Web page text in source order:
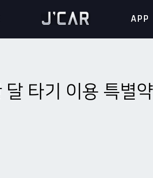
APP
달 타기 이용 특별